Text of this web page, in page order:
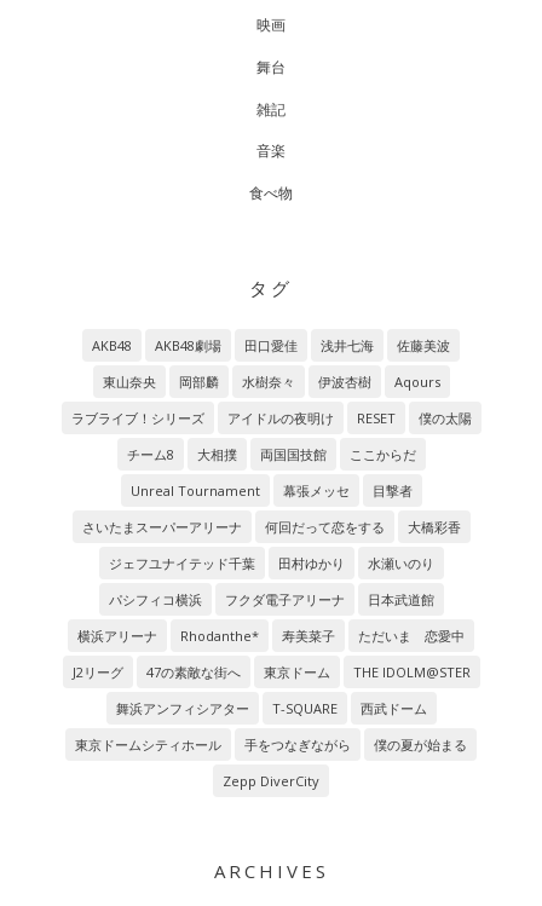
映画
舞台
雑記
音楽
食べ物
タグ
AKB48 AKB48劇場 田口愛佳 浅井七海
佐藤美波
東山奈央
岡部麟 水樹奈々 伊波杏樹
Aqours
ラブライブ！シリーズ
アイドルの夜明け RESET
僕の太陽
チーム8
大相撲 両国国技館
ここからだ
Unreal Tournament
幕張メッセ
目撃者
さいたまスーパーアリーナ
何回だって恋をする
大橋彩香
ジェフユナイテッド千葉
田村ゆかり
水瀬いのり
パシフィコ横浜
フクダ電子アリーナ
日本武道館
横浜アリーナ
Rhodanthe* 寿美菜子
ただいま 恋愛中
J2リーグ
47の素敵な街へ 東京ドーム
THE IDOLM@STER
舞浜アンフィシアター
T-SQUARE
西武ドーム
東京ドームシティホール
手をつなぎながら
僕の夏が始まる
Zepp DiverCity
ARCHIVES